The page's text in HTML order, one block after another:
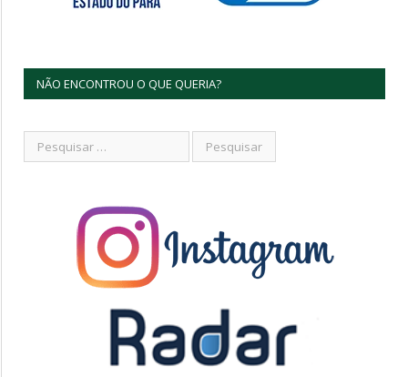
NÃO ENCONTROU O QUE QUERIA?